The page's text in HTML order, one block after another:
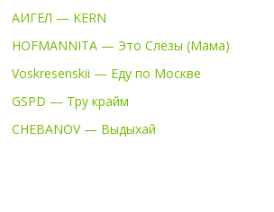
АИГЕЛ — KERN
HOFMANNITA — Это Слёзы (Мама)
Voskresenskii — Еду по Москве
GSPD — Тру крайм
CHEBANOV — Выдыхай